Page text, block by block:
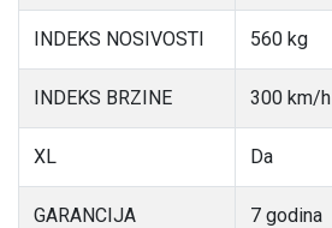
INDEKS NOSIVOSTI 560 kg
INDEKS BRZINE 300 km/h
XL Da
GARANCIJA 7 godina